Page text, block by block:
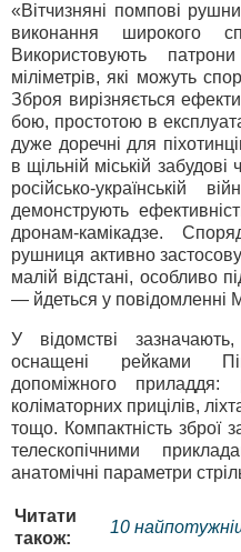
«Вітчизняні помпові
виконання широкого
Використовують
міліметрів, які можуть
Зброя вирізняється
бою, простотою в
дуже доречні для
в щільній міській
російсько-українській
демонструють
дронам-камікадзе.
рушниця активно
малій відстані, особливо
— йдеться у повідомленні
У відомстві
оснащені рейками
допоміжного приладдя:
коліматорних прицілів,
тощо. Компактність зброї
телескопічними
анатомічні параметри
Читати
також:
10